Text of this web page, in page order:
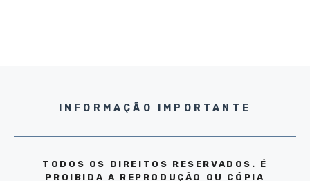
INFORMAÇÃO IMPORTANTE
TODOS OS DIREITOS RESERVADOS. É
PROIBIDA A REPRODUÇÃO OU CÓPIA